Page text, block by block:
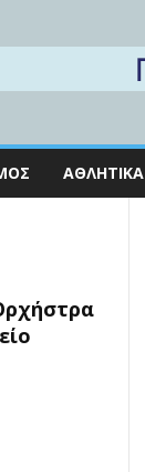
ΑΘΛΗΤΙΚΆ